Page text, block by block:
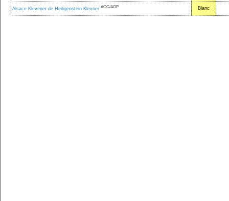
Alsace Klevener de Heiligenstein Klevner AOC/AOP Blanc